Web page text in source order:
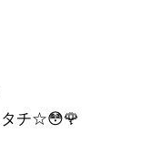
タチ☆😳🌹